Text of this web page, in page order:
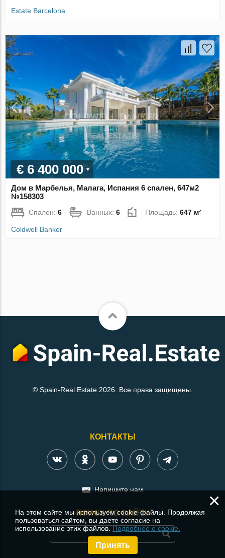
Estate Barcelona
€ 6 400 000
Дом в Марбелья, Малага, Испания 6 спален, 647м2
№158303
Спален:6 Ванных:6 Площадь:647 м²
Coldwell Banker
© Spain-Real.Estate 2026. Все права защищены.
КОНТАКТЫ
Напишите нам
ПОИСК ПО САЙТУ
×
На этом сайте мы используем cookie-файлы. Продолжая
пользоваться сайтом, вы даете согласие на
использование этих файлов.Подробнее о cookie.
Принять